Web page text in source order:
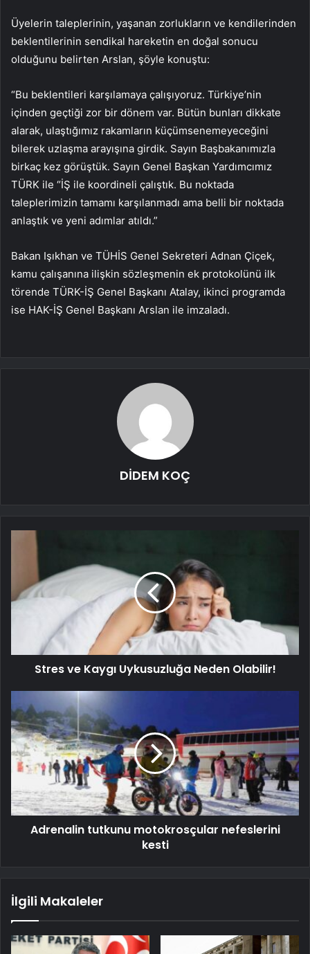
Üyelerin taleplerinin, yaşanan zorlukların ve kendilerinden
beklentilerinin sendikal hareketin en doğal sonucu
olduğunu belirten Arslan, şöyle konuştu:
“Bu beklentileri karşılamaya çalışıyoruz. Türkiye’nin
içinden geçtiği zor bir dönem var. Bütün bunları dikkate
alarak, ulaştığımız rakamların küçümsenemeyeceğini
bilerek uzlaşma arayışına girdik. Sayın Başbakanımızla
birkaç kez görüştük. Sayın Genel Başkan Yardımcımız
TÜRK ile “İŞ ile koordineli çalıştık. Bu noktada
taleplerimizin tamamı karşılanmadı ama belli bir noktada
anlaştık ve yeni adımlar atıldı.”
Bakan Işıkhan ve TÜHİS Genel Sekreteri Adnan Çiçek,
kamu çalışanına ilişkin sözleşmenin ek protokolünü ilk
törende TÜRK-İŞ Genel Başkanı Atalay, ikinci programda
ise HAK-İŞ Genel Başkanı Arslan ile imzaladı.
DİDEM KOÇ
Stres ve Kaygı Uykusuzluğa Neden Olabilir!
Adrenalin tutkunu motokrosçular nefeslerini
kesti
İlgili Makaleler